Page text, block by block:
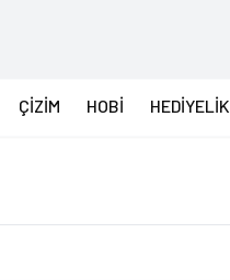
ÇİZİM HOBİ HEDİYELİK